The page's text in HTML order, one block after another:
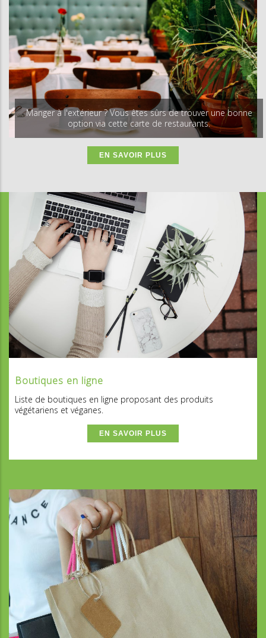
Manger à l'extérieur ? Vous êtes sûrs de trouver une bonne
option via cette carte de restaurants.
EN SAVOIR PLUS
Boutiques en ligne
Liste de boutiques en ligne proposant des produits
végétariens et véganes.
EN SAVOIR PLUS